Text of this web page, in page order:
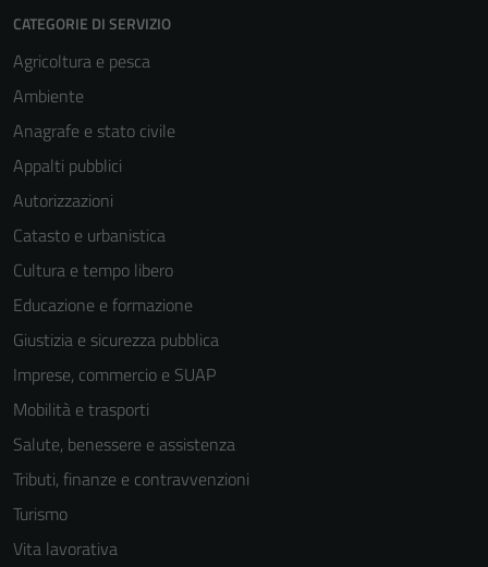
CATEGORIE DI SERVIZIO
Agricoltura e pesca
Ambiente
Anagrafe e stato civile
Appalti pubblici
Autorizzazioni
Catasto e urbanistica
Cultura e tempo libero
Educazione e formazione
Giustizia e sicurezza pubblica
Imprese, commercio e SUAP
Mobilità e trasporti
Salute, benessere e assistenza
Tributi, finanze e contravvenzioni
Turismo
Vita lavorativa